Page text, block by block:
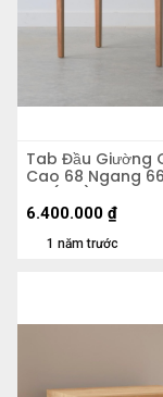
Tab Đầu Giường
Cao 68 Ngang
45 (cm)
1 năm trước
6.400.000 ₫